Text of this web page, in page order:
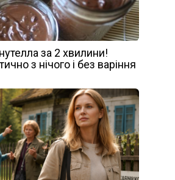
за 2 хвилини!
з нічого і без варіння